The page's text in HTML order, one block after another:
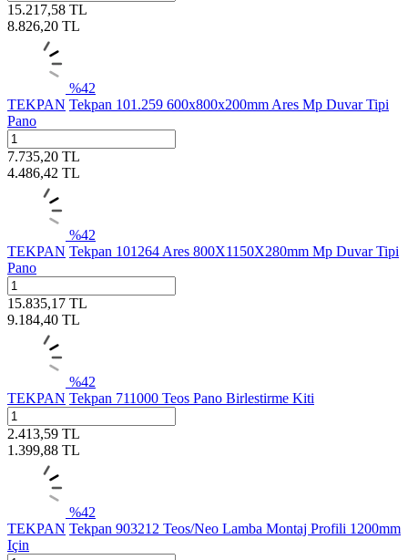
15.217,58 TL
8.826,20 TL
%42
TEKPAN Tekpan 101.259 600x800x200mm Ares Mp Duvar Tipi
Pano
7.735,20 TL
4.486,42 TL
%42
TEKPAN Tekpan 101264 Ares 800X1150X280mm Mp Duvar Tipi
Pano
15.835,17 TL
9.184,40 TL
%42
TEKPAN Tekpan 711000 Teos Pano Birlestirme Kiti
2.413,59 TL
1.399,88 TL
%42
TEKPAN Tekpan 903212 Teos/Neo Lamba Montaj Profili 1200mm
Için